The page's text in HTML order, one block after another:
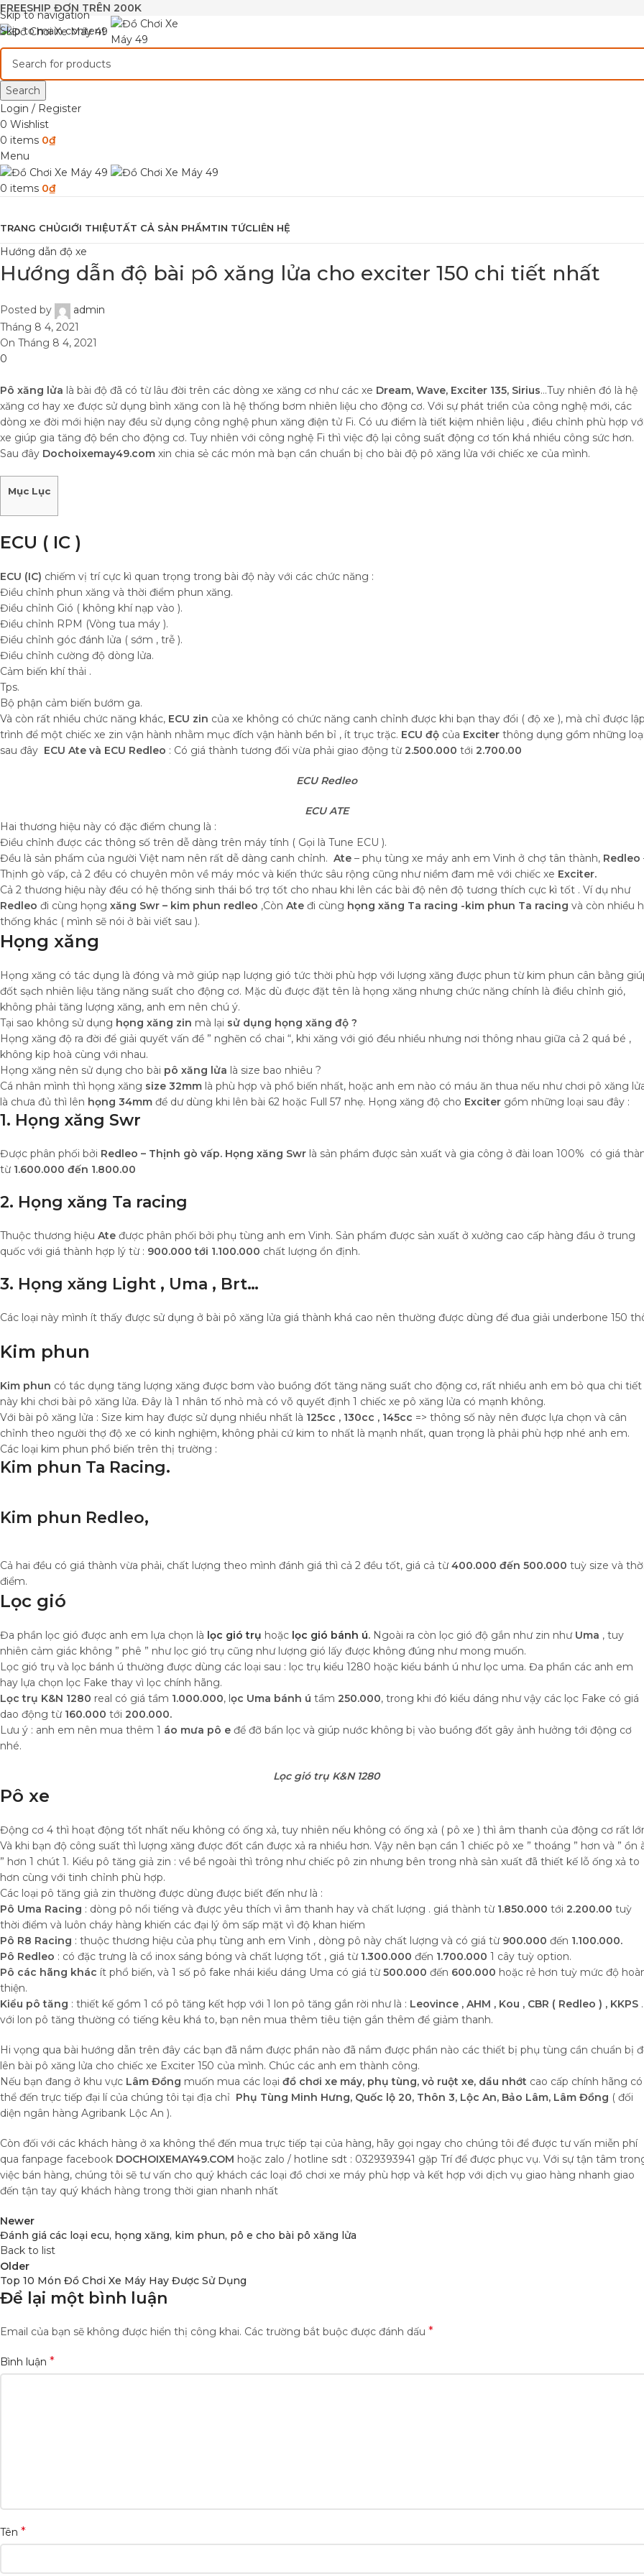
Skip to navigation
Skip to main content
FREESHIP ĐƠN TRÊN 200K
Search
Login / Register
0 Wishlist
0 items 0₫
Menu
0 items 0₫
TRANG CHỦGIỚI THIỆUTẤT CẢ SẢN PHẨMTIN TỨCLIÊN HỆ
Hướng dẫn độ xe
Hướng dẫn độ bài pô xăng lửa cho exciter 150 chi tiết nhất
Posted by
admin
Tháng 8 4, 2021
On Tháng 8 4, 2021
0
Pô xăng lửa là bài độ đã có từ lâu đời trên các dòng xe xăng cơ như các xe Dream, Wave, Exciter 135, Sirius…Tuy nhiên đó là hệ
xăng cơ hay xe được sử dụng bình xăng con là hệ thống bơm nhiên liệu cho động cơ. Với sự phát triển của công nghệ mới, các
dòng xe đời mới hiện nay đều sử dụng công nghệ phun xăng điện tử Fi. Có ưu điểm là tiết kiệm nhiên liệu , điều chỉnh phù hợp
xe giúp gia tăng độ bền cho động cơ. Tuy nhiên với công nghệ Fi thì việc độ lại công suất động cơ tốn khá nhiều công sức hơn.
Sau đây Dochoixemay49.com xin chia sẻ các món mà bạn cần chuẩn bị cho bài độ pô xăng lửa với chiếc xe của mình.
Mục Lục
ECU ( IC )
ECU (IC) chiếm vị trí cực kì quan trọng trong bài độ này với các chức năng :
Điều chỉnh phun xăng và thời điểm phun xăng.
Điều chỉnh Gió ( không khí nạp vào ).
Điều chỉnh RPM (Vòng tua máy ).
Điều chỉnh góc đánh lửa ( sớm , trễ ).
Điều chỉnh cường độ dòng lửa.
Cảm biến khí thải .
Tps.
Bộ phận cảm biến bướm ga.
Và còn rất nhiều chức năng khác, ECU zin của xe không có chức năng canh chỉnh được khi bạn thay đổi ( độ xe ), mà chỉ được
trình để một chiếc xe zin vận hành nhằm mục đích vận hành bền bỉ , ít trục trặc. ECU độ của Exciter thông dụng gồm những
sau đây ECU Ate và ECU Redleo : Có giá thành tương đối vừa phải giao động từ 2.500.000 tới 2.700.00
ECU Redleo
ECU ATE
Hai thương hiệu này có đặc điểm chung là :
Điều chỉnh được các thông số trên dễ dàng trên máy tính ( Gọi là Tune ECU ).
Đều là sản phẩm của người Việt nam nên rất dễ dàng canh chỉnh. Ate – phụ tùng xe máy anh em Vinh ở chợ tân thành, Redleo
Thịnh gò vấp, cả 2 đều có chuyên môn về máy móc và kiến thức sâu rộng cũng như niềm đam mê với chiếc xe Exciter.
Cả 2 thương hiệu này đều có hệ thống sinh thái bổ trợ tốt cho nhau khi lên các bài độ nên độ tương thích cực kì tốt . Ví dụ như
Redleo đi cùng họng xăng Swr – kim phun redleo ,Còn Ate đi cùng họng xăng Ta racing -kim phun Ta racing và còn nhiều
thống khác ( mình sẽ nói ở bài viết sau ).
Họng xăng
Họng xăng có tác dụng là đóng và mở giúp nạp lượng gió tức thời phù hợp với lượng xăng được phun từ kim phun cân bằng
đốt sạch nhiên liệu tăng năng suất cho động cơ. Mặc dù được đặt tên là họng xăng nhưng chức năng chính là điều chỉnh gió,
không phải tăng lượng xăng, anh em nên chú ý.
Tại sao không sử dụng họng xăng zin mà lại sử dụng họng xăng độ ?
Họng xăng độ ra đời để giải quyết vấn đề ” nghẽn cổ chai “, khi xăng với gió đều nhiều nhưng nơi thông nhau giữa cả 2 quá bé ,
không kịp hoà cùng với nhau.
Họng xăng nên sử dụng cho bài pô xăng lửa là size bao nhiêu ?
Cá nhân mình thì họng xăng size 32mm là phù hợp và phổ biến nhất, hoặc anh em nào có máu ăn thua nếu như chơi pô xăng
là chưa đủ thì lên họng 34mm để dư dùng khi lên bài 62 hoặc Full 57 nhẹ. Họng xăng độ cho Exciter gồm những loại sau đây :
1. Họng xăng Swr
Được phân phối bởi Redleo – Thịnh gò vấp. Họng xăng Swr là sản phẩm được sản xuất và gia công ở đài loan 100% có giá
từ 1.600.000 đến 1.800.00
2. Họng xăng Ta racing
Thuộc thương hiệu Ate được phân phối bởi phụ tùng anh em Vinh. Sản phẩm được sản xuất ở xưởng cao cấp hàng đầu ở trung
quốc với giá thành hợp lý từ : 900.000 tới 1.100.000 chất lượng ổn định.
3. Họng xăng Light , Uma , Brt…
Các loại này mình ít thấy được sử dụng ở bài pô xăng lửa giá thành khá cao nên thường được dùng để đua giải underbone 150
Kim phun
Kim phun có tác dụng tăng lượng xăng được bơm vào buồng đốt tăng năng suất cho động cơ, rất nhiều anh em bỏ qua chi tiết
này khi chơi bài pô xăng lửa. Đây là 1 nhân tố nhỏ mà có võ quyết định 1 chiếc xe pô xăng lửa có mạnh không.
Với bài pô xăng lửa : Size kim hay được sử dụng nhiều nhất là 125cc , 130cc , 145cc => thông số này nên được lựa chọn và cân
chỉnh theo người thợ độ xe có kinh nghiệm, không phải cứ kim to nhất là mạnh nhất, quan trọng là phải phù hợp nhé anh em.
Các loại kim phun phổ biến trên thị trường :
Kim phun Ta Racing.
Kim phun Redleo,
Cả hai đều có giá thành vừa phải, chất lượng theo mình đánh giá thì cả 2 đều tốt, giá cả từ400.000 đến 500.000 tuỳ size và
điểm.
Lọc gió
Đa phần lọc gió được anh em lựa chọn là lọc gió trụ hoặc lọc gió bánh ú. Ngoài ra còn lọc gió độ gắn như zin nhưUma , tuy
nhiên cảm giác không ” phê ” như lọc gió trụ cũng như lượng gió lấy được không đúng như mong muốn.
Lọc gió trụ và lọc bánh ú thường được dùng các loại sau : lọc trụ kiểu 1280 hoặc kiểu bánh ú như lọc uma. Đa phần các anh em
hay lựa chọn lọc Fake thay vì lọc chính hãng.
Lọc trụ K&N 1280 real có giá tầm 1.000.000, lọc Uma bánh ú tầm 250.000, trong khi đó kiểu dáng như vậy các lọc Fake có giá
dao động từ 160.000 tới 200.000.
Lưu ý : anh em nên mua thêm 1 áo mưa pô e để đỡ bẩn lọc và giúp nước không bị vào buồng đốt gây ảnh hưởng tới động cơ
nhé.
Lọc gió trụ K&N 1280
Pô xe
Động cơ 4 thì hoạt động tốt nhất nếu không có ống xả, tuy nhiên nếu không có ống xả ( pô xe ) thì âm thanh của động cơ rất
Và khi bạn độ công suất thì lượng xăng được đốt cần được xả ra nhiều hơn. Vậy nên bạn cần 1 chiếc pô xe ” thoáng ” hơn và ” ồn
” hơn 1 chút 1. Kiểu pô tăng giả zin : về bề ngoài thì trông như chiếc pô zin nhưng bên trong nhà sản xuất đã thiết kế lỗ ống xả to
hơn cùng với tinh chỉnh phù hợp.
Các loại pô tăng giả zin thường được dùng được biết đến như là :
Pô Uma Racing : dòng pô nổi tiếng và được yêu thích vì âm thanh hay và chất lượng . giá thành từ 1.850.000 tới 2.200.00 tuỳ
thời điểm và luôn cháy hàng khiến các đại lý ôm sấp mặt vì độ khan hiếm
Pô R8 Racing : thuộc thương hiệu của phụ tùng anh em Vinh , dòng pô này chất lượng và có giá từ900.000 đến 1.100.000.
Pô Redleo : có đặc trưng là cổ inox sáng bóng và chất lượng tốt , giá từ 1.300.000 đến 1.700.000 1 cây tuỳ option.
Pô các hãng khác ít phổ biến, và 1 số pô fake nhái kiểu dáng Uma có giá từ500.000 đến 600.000 hoặc rẻ hơn tuỳ mức độ
thiện.
Kiểu pô tăng : thiết kế gồm 1 cổ pô tăng kết hợp với 1 lon pô tăng gắn rời như là : Leovince , AHM , Kou , CBR ( Redleo ) , KKPS
với lon pô tăng thường có tiếng kêu khá to, bạn nên mua thêm tiêu tiện gắn thêm để giảm thanh.
Hi vọng qua bài hướng dẫn trên đây các bạn đã nắm được phần nào đã nắm được phần nào các thiết bị phụ tùng cần chuẩn bị
lên bài pô xăng lửa cho chiếc xe Exciter 150 của mình. Chúc các anh em thành công.
Nếu bạn đang ở khu vực Lâm Đồng muốn mua các loại đồ chơi xe máy, phụ tùng, vỏ ruột xe, dầu nhớt cao cấp chính hãng có
thể đến trực tiếp đại lí của chúng tôi tại địa chỉ Phụ Tùng Minh Hưng, Quốc lộ 20, Thôn 3, Lộc An, Bảo Lâm, Lâm Đồng ( đối
diện ngân hàng Agribank Lộc An ).
Còn đối với các khách hàng ở xa không thể đến mua trực tiếp tại của hàng, hãy gọi ngay cho chúng tôi để được tư vấn miễn phí
qua fanpage facebook DOCHOIXEMAY49.COM hoặc zalo / hotline sdt : 0329393941 gặp Trí để được phục vụ. Với sự tận tâm
việc bán hàng, chúng tôi sẽ tư vấn cho quý khách các loại đồ chơi xe máy phù hợp và kết hợp với dịch vụ giao hàng nhanh giao
đến tận tay quý khách hàng trong thời gian nhanh nhất
Newer
Đánh giá các loại ecu, họng xăng, kim phun, pô e cho bài pô xăng lửa
Back to list
Older
Top 10 Món Đồ Chơi Xe Máy Hay Được Sử Dụng
Để lại một bình luận
Email của bạn sẽ không được hiển thị công khai. Các trường bắt buộc được đánh dấu *
Bình luận *
Tên *